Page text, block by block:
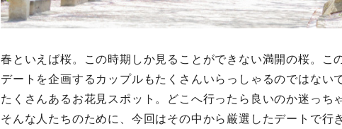
春といえば桜。この時期しか見ることができない満開の桜。こ
デートを企画するカップルもたくさんいらっしゃるのではない
たくさんあるお花見スポット。どこへ行ったら良いのか迷っち
そんな人たちのために、今回はその中から厳選したデートで行